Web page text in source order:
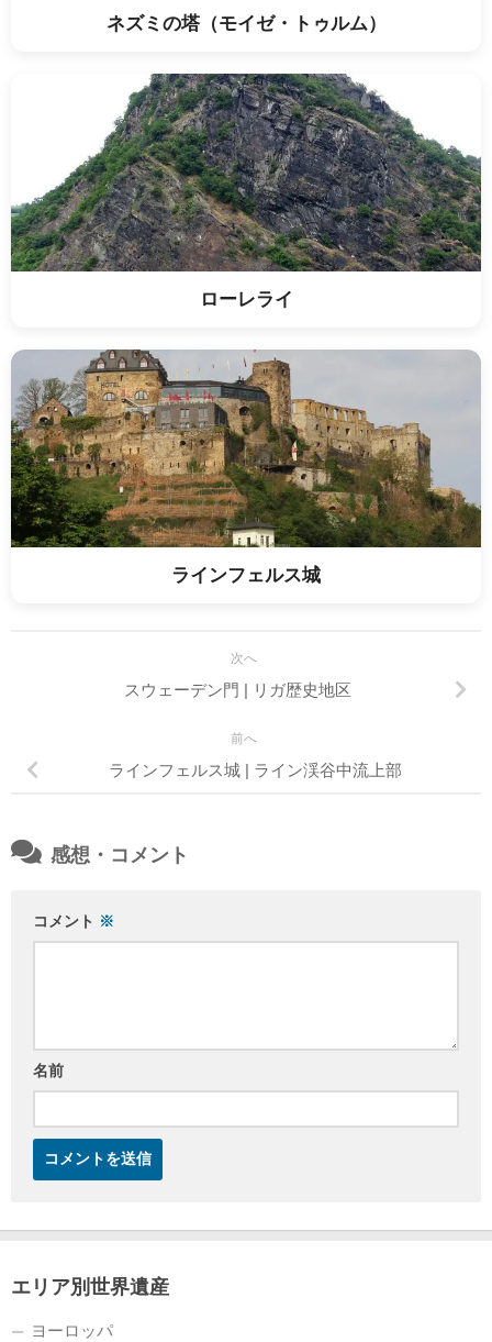
ネズミの塔（モイゼ・トゥルム）
ローレライ
ラインフェルス城
次へ
スウェーデン門 | リガ歴史地区
前へ
ラインフェルス城 | ライン渓谷中流上部
感想・コメント
コメント ※
名前
エリア別世界遺産
ヨーロッパ